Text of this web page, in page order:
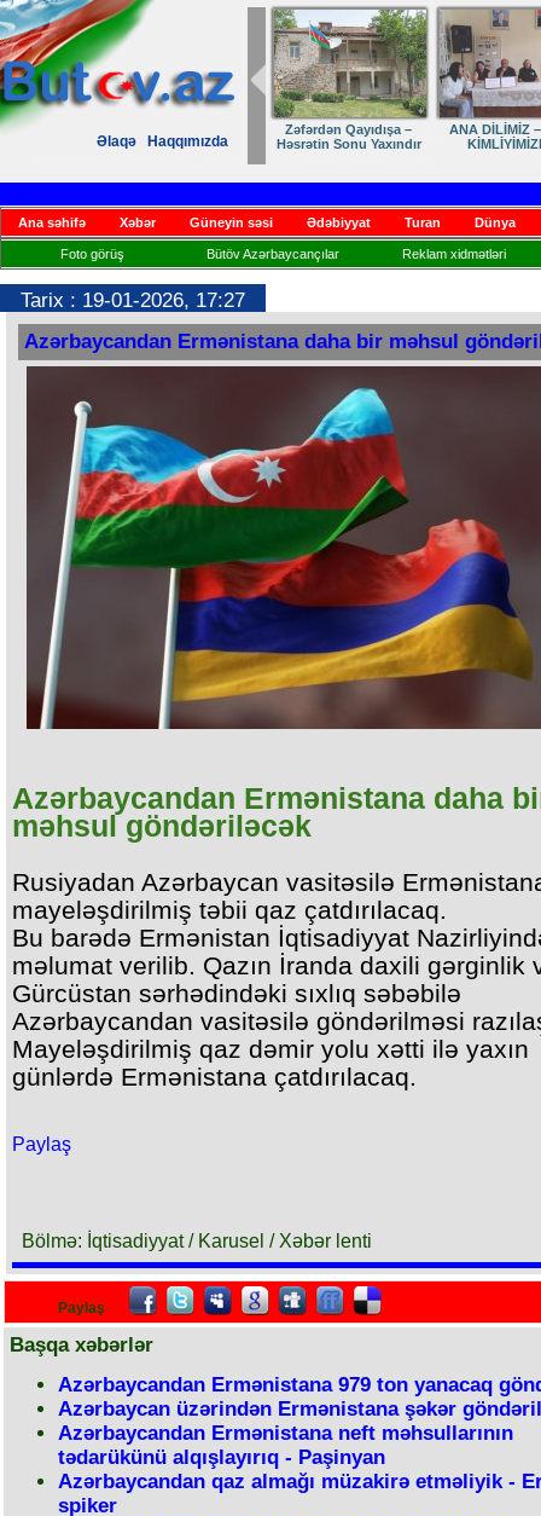
Əlaqə Haqqımızda
Dostumuza sürpriz
yubiley təbriki
Elmanın öz
Ana səhifə Xəbər Güneyin səsi Ədəbiyyat Turan Dünya
Foto görüş Bütöv Azərbaycançılar Reklam xidmətləri
Tarix : 19-01-2026, 17:27
Azərbaycandan Ermənistana daha bir məhsul
Azərbaycandan Ermənistana daha
məhsul göndəriləcək
Rusiyadan Azərbaycan vasitəsilə
mayeləşdirilmiş təbii qaz çatdırılacaq.
Bu barədə Ermənistan İqtisadiyyat
məlumat verilib. Qazın İranda daxili gərginlik
Gürcüstan sərhədindəki sıxlıq səbəbilə
Azərbaycandan vasitəsilə göndərilməsi
Mayeləşdirilmiş qaz dəmir yolu xətti ilə yaxın
günlərdə Ermənistana çatdırılacaq.
Paylaş
Bölmə: İqtisadiyyat / Karusel / Xəbər lenti
Paylaş
Başqa xəbərlər
Azərbaycandan Ermənistana 979 ton yanacaq
Azərbaycan üzərindən Ermənistana şəkər
Azərbaycandan Ermənistana neft məhsullarının
tədarükünü alqışlayırıq - Paşinyan
Azərbaycandan qaz almağı müzakirə etməliyik -
spiker